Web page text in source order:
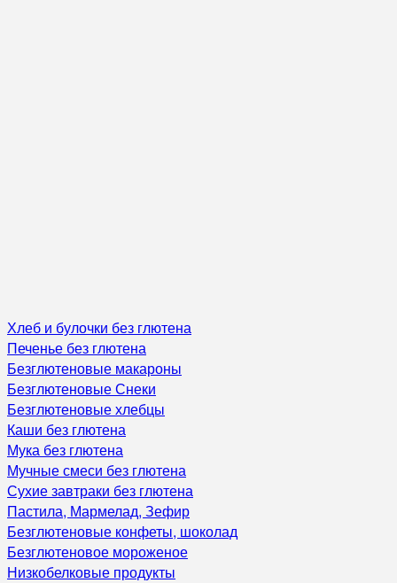
Хлеб и булочки без глютена
Печенье без глютена
Безглютеновые макароны
Безглютеновые Снеки
Безглютеновые хлебцы
Каши без глютена
Мука без глютена
Мучные смеси без глютена
Сухие завтраки без глютена
Пастила, Мармелад, Зефир
Безглютеновые конфеты, шоколад
Безглютеновое мороженое
Низкобелковые продукты